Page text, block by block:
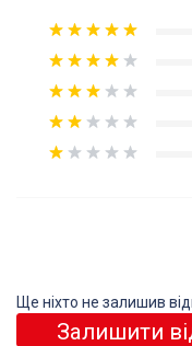
Ще ніхто не залишив
Залишити